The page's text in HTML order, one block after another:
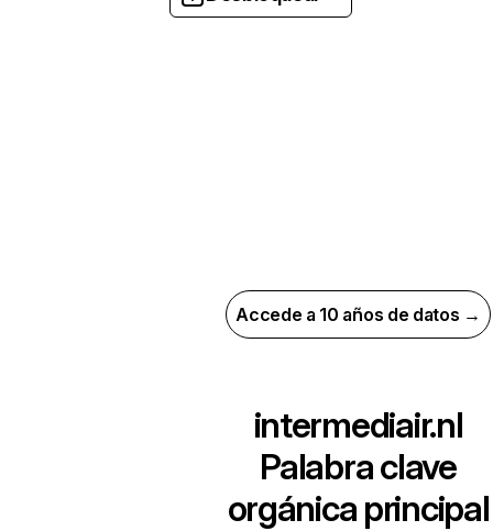
Accede a 10 años de datos →
intermediair.nl
Palabra clave
orgánica principal